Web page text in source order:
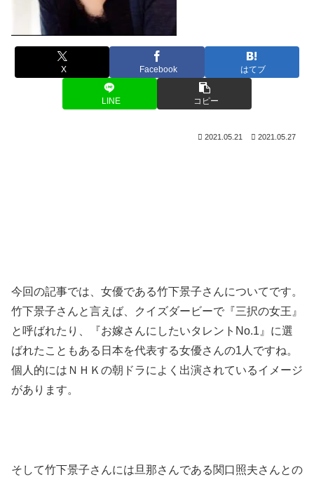
X Facebook はてブ
LINE コピー
2021.05.21 2021.05.27
今回の記事では、女優である竹下景子さんについてです。
竹下景子さんと言えば、クイズダービーで『三択の女王』
と呼ばれたり、『お嫁さんにしたいタレントNo.1』に選
ばれたこともある日本を代表する女優さんの1人ですね。
個人的にはＮＨＫの朝ドラによく出演されているイメージ
があります。
そして竹下景子さんには旦那さんである関口照夫さんとの